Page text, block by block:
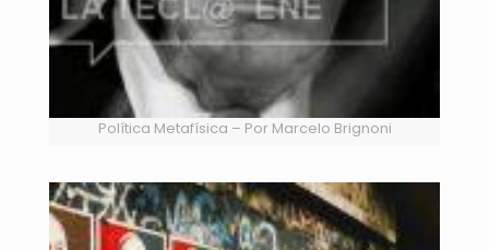
Política Metafísica – Por Marcelo Brignoni